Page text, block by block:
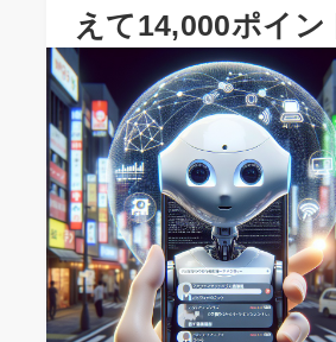
えて14,000ポイン